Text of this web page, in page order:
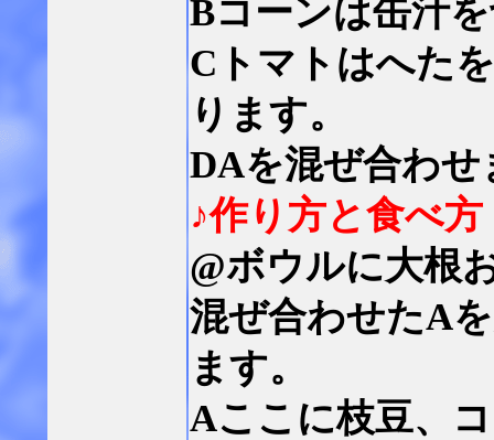
Bコーンは缶汁
Cトマトはへた
ります。
DAを混ぜ合わせ
♪作り方と食べ方
@ボウルに大根
混ぜ合わせたA
ます。
Aここに枝豆、